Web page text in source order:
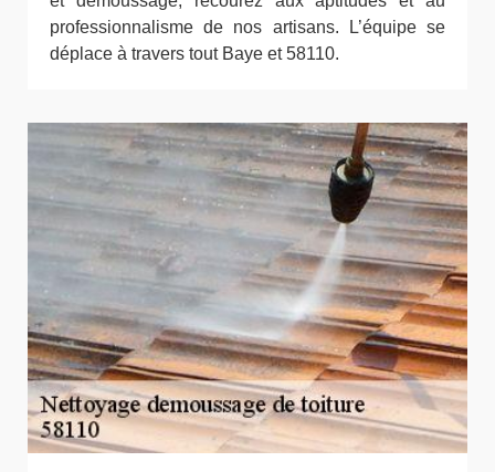
professionnalisme de nos artisans. L’équipe se
déplace à travers tout Baye et 58110.